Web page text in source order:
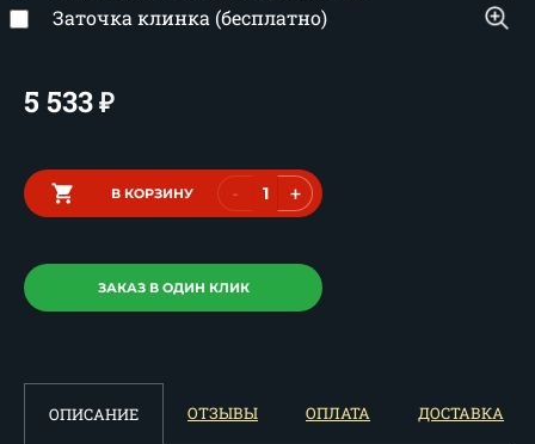
Заточка клинка (бесплатно)
5 533₽
В КОРЗИНУ - +
ЗАКАЗ В ОДИН КЛИК
ОПИСАНИЕ ОТЗЫВЫ ОПЛАТА ДОСТАВКА